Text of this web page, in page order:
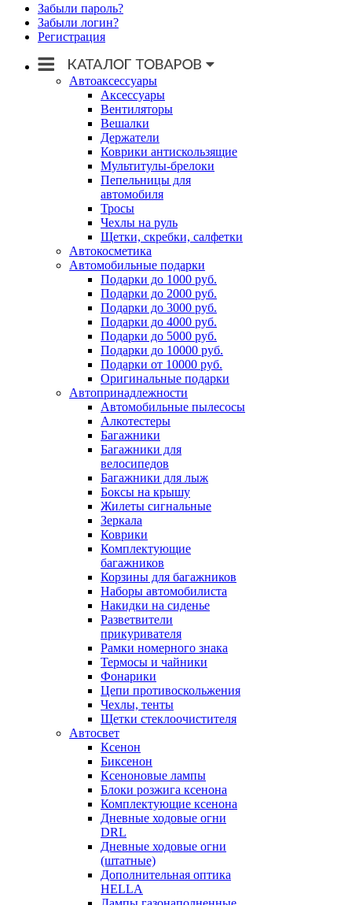
Забыли пароль?
Забыли логин?
Регистрация
Автоаксессуары
Аксессуары
Вентиляторы
Вешалки
Держатели
Коврики антискользящие
Мультитулы-брелоки
Пепельницы для
автомобиля
Тросы
Чехлы на руль
Щетки, скребки, салфетки
Автокосметика
Автомобильные подарки
Подарки до 1000 руб.
Подарки до 2000 руб.
Подарки до 3000 руб.
Подарки до 4000 руб.
Подарки до 5000 руб.
Подарки до 10000 руб.
Подарки от 10000 руб.
Оригинальные подарки
Автопринадлежности
Автомобильные пылесосы
Алкотестеры
Багажники
Багажники для
велосипедов
Багажники для лыж
Боксы на крышу
Жилеты сигнальные
Зеркала
Коврики
Комплектующие
багажников
Корзины для багажников
Наборы автомобилиста
Накидки на сиденье
Разветвители
прикуривателя
Рамки номерного знака
Термосы и чайники
Фонарики
Цепи противоскольжения
Чехлы, тенты
Щетки стеклоочистителя
Автосвет
Ксенон
Биксенон
Ксеноновые лампы
Блоки розжига ксенона
Комплектующие ксенона
Дневные ходовые огни
DRL
Дневные ходовые огни
(штатные)
Дополнительная оптика
HELLA